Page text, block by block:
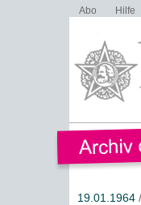
Abo Hilfe
19.01.1964/